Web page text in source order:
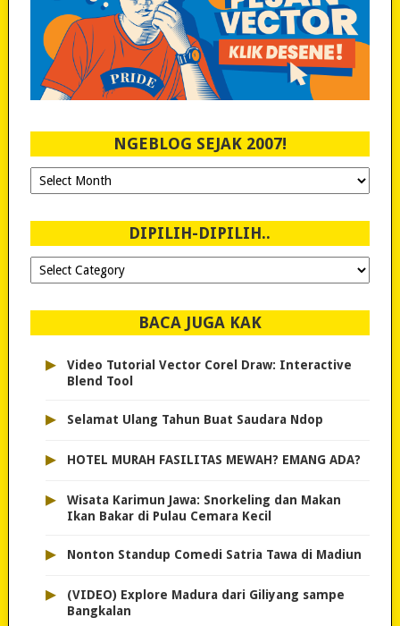
NGEBLOG SEJAK 2007!
Ngeblog
Sejak
DIPILIH-DIPILIH..
Dipilih-
dipilih..
BACA JUGA KAK
▸
Video Tutorial Vector Corel Draw: Interactive
Blend Tool
▸ Selamat Ulang Tahun Buat Saudara Ndop
▸ HOTEL MURAH FASILITAS MEWAH? EMANG ADA?
▸
Wisata Karimun Jawa: Snorkeling dan Makan
Ikan Bakar di Pulau Cemara Kecil
▸ Nonton Standup Comedi Satria Tawa di Madiun
▸
(VIDEO) Explore Madura dari Giliyang sampe
Bangkalan